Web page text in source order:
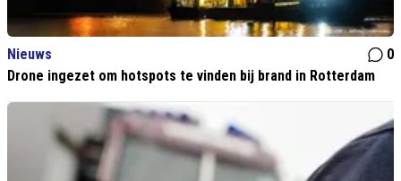
Nieuws
0
Drone ingezet om hotspots te vinden bij brand in Rotterdam